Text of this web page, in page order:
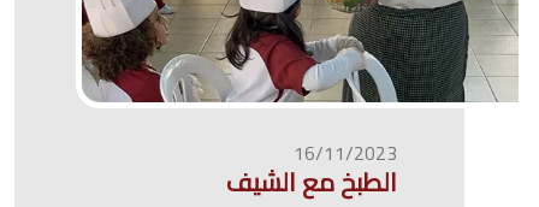
16/11/2023
الطبخ مع الشيف